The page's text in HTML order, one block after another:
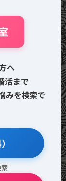
へ
活まで
みを検索で